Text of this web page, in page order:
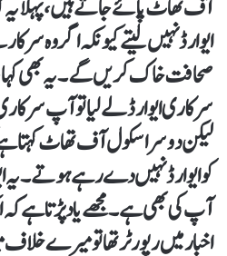
آف تھاٹ پائے جاتے ہیں، پہلا
ایوارڈ نہیں لیتے کیونکہ اگر وہ
صحافت خاک کریں گے۔ یہ بھی
سرکاری ایوارڈ لے لیا تو آپ
لیکن دوسرا سکول آف تھاٹ
کو ایوارڈ نہیں دے رہے ہوتے۔ یہ
آپ کی بھی ہے۔ مجھے یاد پڑتا ہے
اخبار میں رپورٹر تھا تو میرے